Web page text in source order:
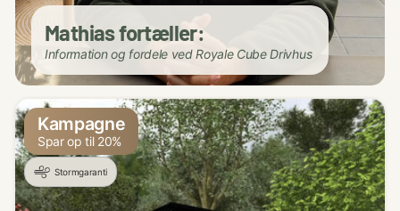
Mathias fortæller:
Information og fordele ved Royale Cube Drivhus
Kampagne
Spar op til 20%
Stormgaranti